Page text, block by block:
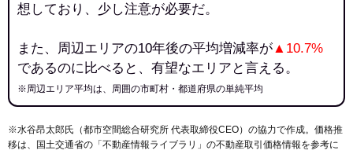
想しており、少し注意が必要だ。
また、周辺エリアの10年後の平均増減率が▲10.7%
であるのに比べると、有望なエリアと言える。
※周辺エリア平均は、周囲の市町村・都道府県の単純平均
※水谷昂太郎氏（都市空間総合研究所 代表取締役CEO）の協力で作成。価格推
移は、国土交通省の「 不動産情報ライブラリ 」の不動産取引価格情報を参考に